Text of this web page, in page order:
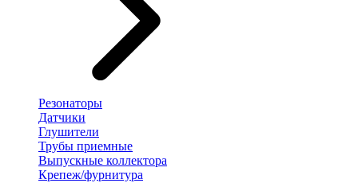
Резонаторы
Датчики
Глушители
Трубы приемные
Выпускные коллектора
Крепеж/фурнитура